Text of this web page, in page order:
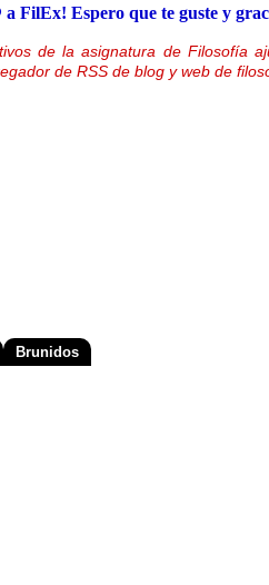
a FilEx! Espero que te guste y
de la asignatura de Filosofía
de RSS de blog y web de
Brunidos